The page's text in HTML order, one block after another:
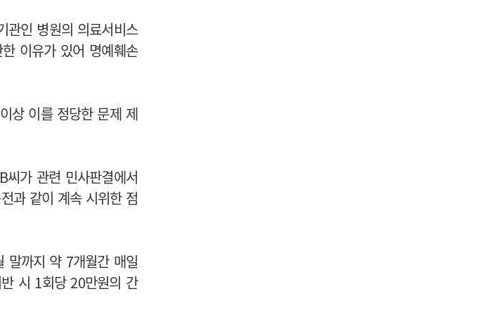
관인 병원의 의료서비스
이유가 있어 명예훼손
상 이를 정당한 문제 제
가 관련 민사판결에서
과 같이 계속 시위한 점
말까지 약 7개월간 매일
시 1회당 20만원의 간